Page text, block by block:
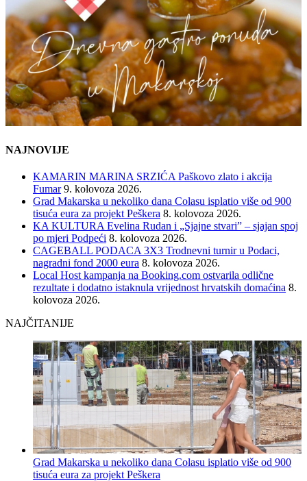
NAJNOVIJE
KAMARIN MARINA SRZIĆA Paškovo zlato i akcija
Fumar 9. kolovoza 2026.
Grad Makarska u nekoliko dana Colasu isplatio više od 900
tisuća eura za projekt Peškera 8. kolovoza 2026.
KA KULTURA Evelina Rudan i „Sjajne stvari” – sjajan spoj
po mjeri Podpeći 8. kolovoza 2026.
CAGEBALL PODACA 3X3 Trodnevni turnir u Podaci,
nagradni fond 2000 eura 8. kolovoza 2026.
Local Host kampanja na Booking.com ostvarila odlične
rezultate i dodatno istaknula vrijednost hrvatskih domaćina 8.
kolovoza 2026.
NAJČITANIJE
Grad Makarska u nekoliko dana Colasu isplatio više od 900
tisuća eura za projekt Peškera